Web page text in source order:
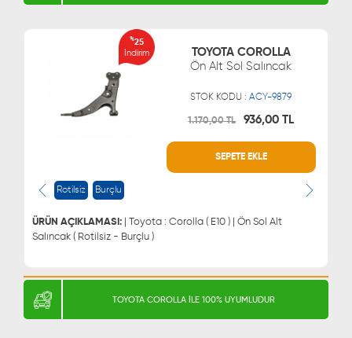
%25
İndirim
TOYOTA COROLLA
Ön Alt Sol Salıncak
STOK KODU :ACY-9879
1.170,00 TL 936,00 TL
SEPETE EKLE
Rotilsiz Burçlu
ÜRÜN AÇIKLAMASI: | Toyota : Corolla ( E10 ) | Ön Sol Alt
Salıncak ( Rotilsiz - Burçlu )
0543 329 21 66
0543 329 21 55
TOYOTA COROLLA İLE 100% UYUMLUDUR